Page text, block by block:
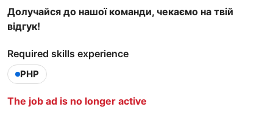
Долучайся до нашої команди, чекаємо на твій
відгук!
Required skills experience
PHP
The job ad is no longer active